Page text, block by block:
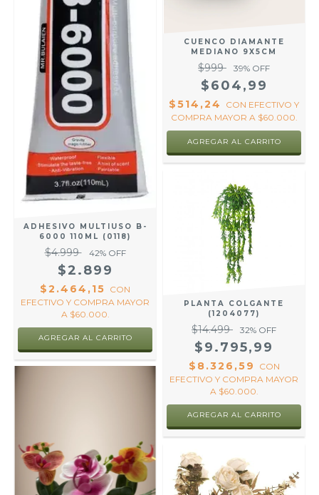
ADHESIVO MULTIUSO B-
6000 110ML (0118)
$4.999 42% OFF
$2.899
$2.464,15 CON
EFECTIVO Y COMPRA MAYOR
A $60.000.
CUENCO DIAMANTE
MEDIANO 9X5CM
$999 39% OFF
$604,99
$514,24 CON EFECTIVO Y
COMPRA MAYOR A $60.000.
PLANTA COLGANTE
(1204077)
$14.499 32% OFF
$9.795,99
$8.326,59
CON
EFECTIVO Y COMPRA MAYOR
A $60.000.